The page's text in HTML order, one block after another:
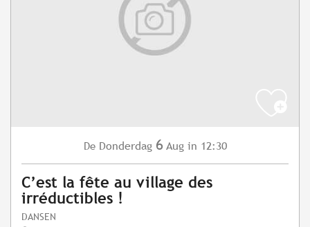
De Donderdag 6 Aug in 12:30
C’est la fête au village des
irréductibles !
DANSEN